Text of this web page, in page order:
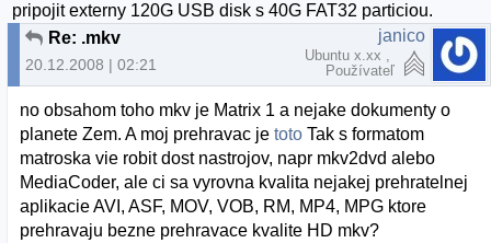
pripojit externy 120G USB disk s 40G FAT32 particiou.
Re: .mkv
20.12.2008 | 02:21
janico
Ubuntu x.xx ,
Používateľ
no obsahom toho mkv je Matrix 1 a nejake dokumenty o
planete Zem. A moj prehravac jetoto Tak s formatom
matroska vie robit dost nastrojov, napr mkv2dvd alebo
MediaCoder, ale ci sa vyrovna kvalita nejakej prehratelnej
aplikacie AVI, ASF, MOV, VOB, RM, MP4, MPG ktore
prehravaju bezne prehravace kvalite HD mkv?